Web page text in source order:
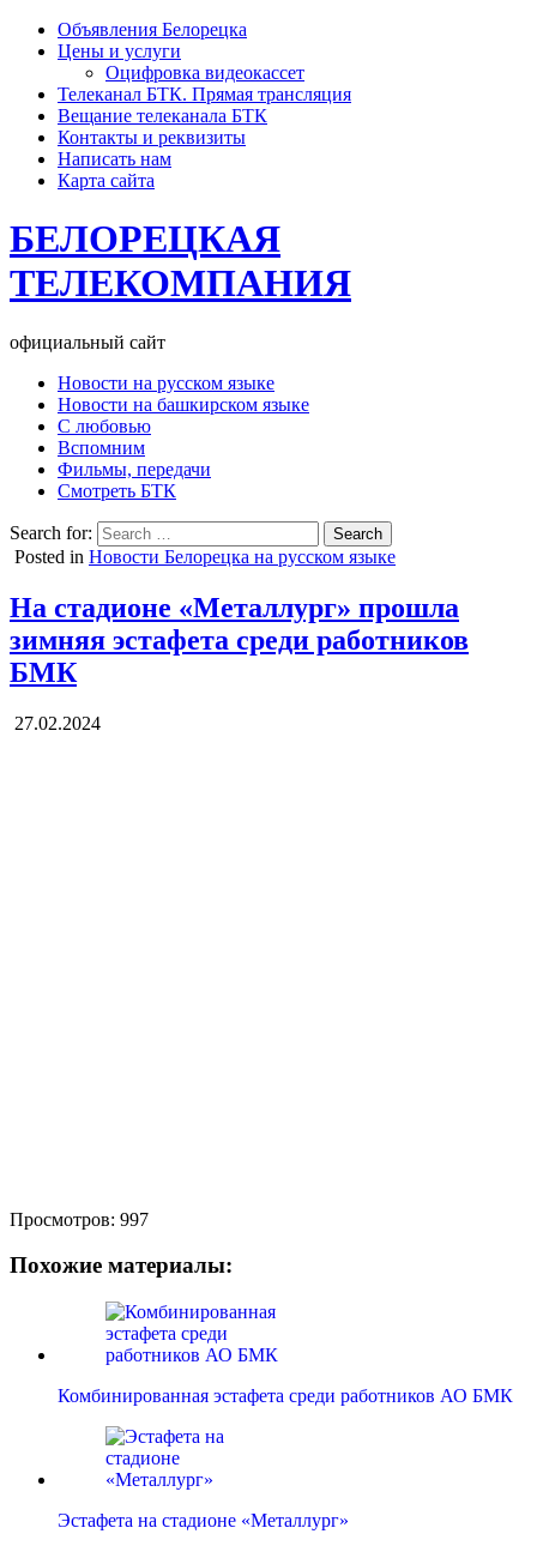
Объявления Белорецка
Цены и услуги
Оцифровка видеокассет
Телеканал БТК. Прямая трансляция
Вещание телеканала БТК
Контакты и реквизиты
Написать нам
Карта сайта
БЕЛОРЕЦКАЯ
ТЕЛЕКОМПАНИЯ
официальный сайт
Новости на русском языке
Новости на башкирском языке
С любовью
Вспомним
Фильмы, передачи
Смотреть БТК
Search for:
Posted in Новости Белорецка на русском языке
На стадионе «Металлург» прошла
зимняя эстафета среди работников
БМК
27.02.2024
Просмотров: 997
Похожие материалы:
Комбинированная эстафета среди работников АО БМК
Эстафета на стадионе «Металлург»